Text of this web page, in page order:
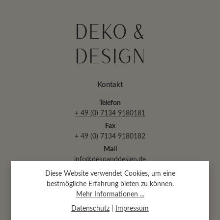
Kontakt
Telefon
+ 49 (0) 7134 9180181
Fax
+ 49 (0) 7134 9180182
Mail
info@dekoanddesign.de
Abtsäckerstr. 30 · 74189 Weinsberg
(bei Heilbronn)
Diese Website verwendet Cookies, um eine
bestmögliche Erfahrung bieten zu können.
Mehr Informationen ...
Datenschutz Impressum